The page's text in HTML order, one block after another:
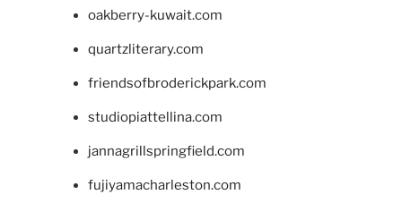
oakberry-kuwait.com
quartzliterary.com
friendsofbroderickpark.com
studiopiattellina.com
jannagrillspringfield.com
fujiyamacharleston.com